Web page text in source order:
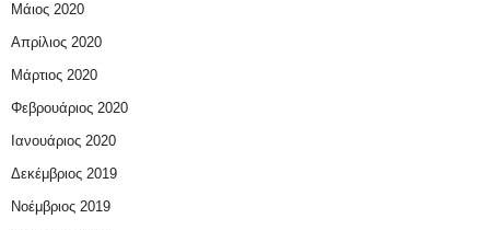
Μάιος 2020
Απρίλιος 2020
Μάρτιος 2020
Φεβρουάριος 2020
Ιανουάριος 2020
Δεκέμβριος 2019
Νοέμβριος 2019